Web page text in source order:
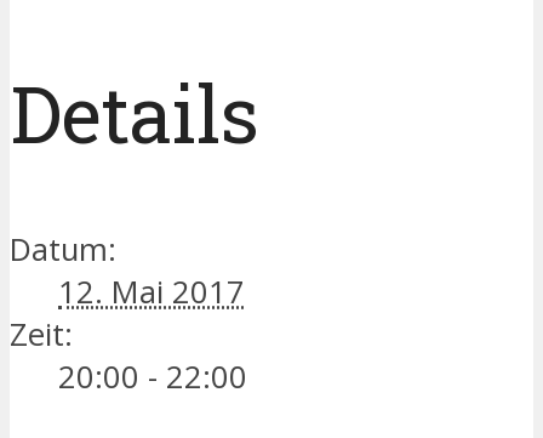
Details
Datum:
12. Mai 2017
Zeit:
20:00 - 22:00